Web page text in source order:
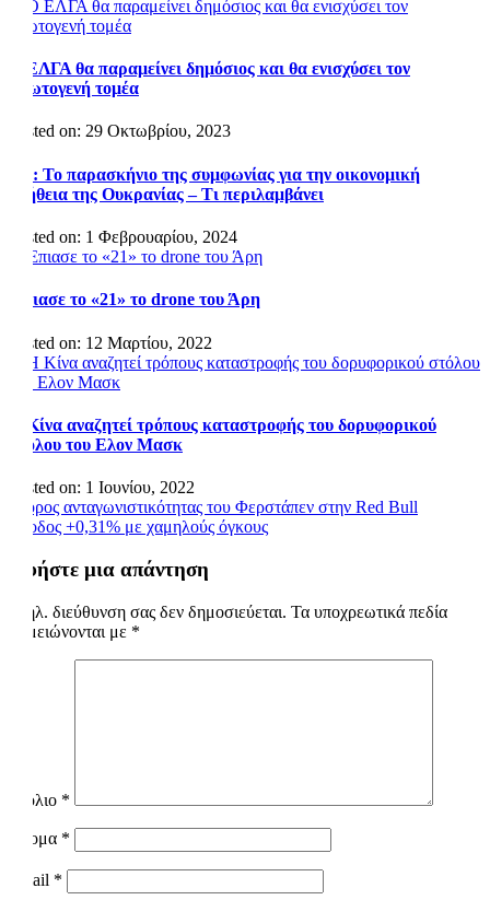
Ο ΕΛΓΑ θα παραμείνει δημόσιος και θα ενισχύσει τον
πρωτογενή τομέα
Posted on: 29 Οκτωβρίου, 2023
ΕΕ: Το παρασκήνιο της συμφωνίας για την οικονομική
βοήθεια της Ουκρανίας – Τι περιλαμβάνει
Posted on: 1 Φεβρουαρίου, 2024
Έπιασε το «21» το drone του Άρη
Posted on: 12 Μαρτίου, 2022
Η Κίνα αναζητεί τρόπους καταστροφής του δορυφορικού
στόλου του Ελον Μασκ
Posted on: 1 Ιουνίου, 2022
Πλοήγηση
άρθρων
Ο όρος ανταγωνιστικότητας του Φερστάπεν στην Red Bull
Ανοδος +0,31% με χαμηλούς όγκους
Αφήστε μια απάντηση
Η ηλ. διεύθυνση σας δεν δημοσιεύεται. Τα υποχρεωτικά πεδία
σημειώνονται με *
Σχόλιο *
Όνομα *
Email *